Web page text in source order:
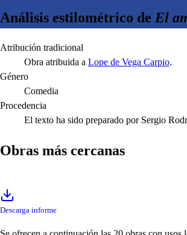
Análisis estilométrico de El
Atribución tradicional
Obra atribuida a Lope de Vega Carpio.
Género
Comedia
Procedencia
El texto ha sido preparado por Sergio
Obras más cercanas
Descarga informe